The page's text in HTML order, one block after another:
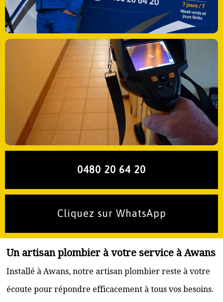
0480 20 64 20
Cliquez sur WhatsApp
Un artisan plombier à votre service à Awans
Installé à Awans, notre artisan plombier reste à votre
écoute pour répondre efficacement à tous vos besoins.